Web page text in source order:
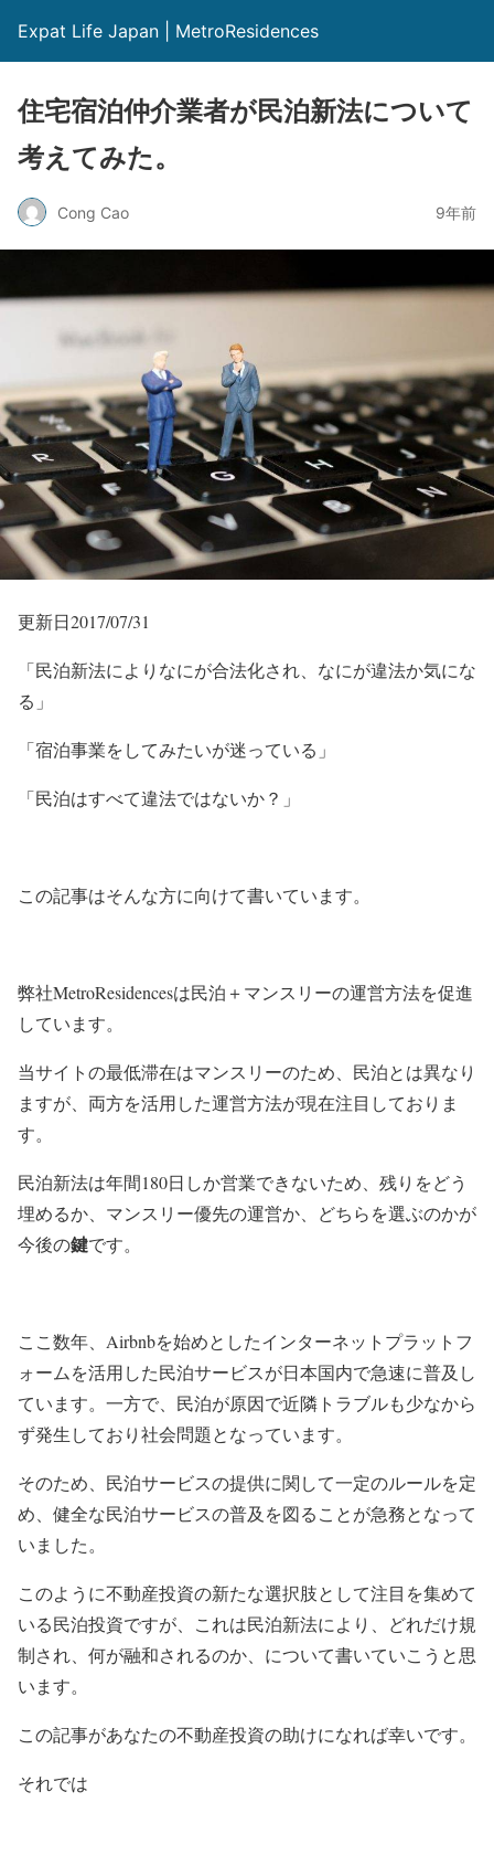
Expat Life Japan | MetroResidences
住宅宿泊仲介業者が民泊新法について
考えてみた。
Cong Cao 9年前
更新日2017/07/31
「民泊新法によりなにが合法化され、なにが違法か気にな
る」
「宿泊事業をしてみたいが迷っている」
「民泊はすべて違法ではないか？」
この記事はそんな方に向けて書いています。
弊社MetroResidencesは民泊＋マンスリーの運営方法を促進
しています。
当サイトの最低滞在はマンスリーのため、民泊とは異なり
ますが、両方を活用した運営方法が現在注目しておりま
す。
民泊新法は年間180日しか営業できないため、残りをどう
埋めるか、マンスリー優先の運営か、どちらを選ぶのかが
今後の鍵です。
ここ数年、Airbnbを始めとしたインターネットプラットフ
ォームを活用した民泊サービスが日本国内で急速に普及し
ています。一方で、民泊が原因で近隣トラブルも少なから
ず発生しており社会問題となっています。
そのため、民泊サービスの提供に関して一定のルールを定
め、健全な民泊サービスの普及を図ることが急務となって
いました。
このように不動産投資の新たな選択肢として注目を集めて
いる民泊投資ですが、これは民泊新法により、どれだけ規
制され、何が融和されるのか、について書いていこうと思
います。
この記事があなたの不動産投資の助けになれば幸いです。
それでは